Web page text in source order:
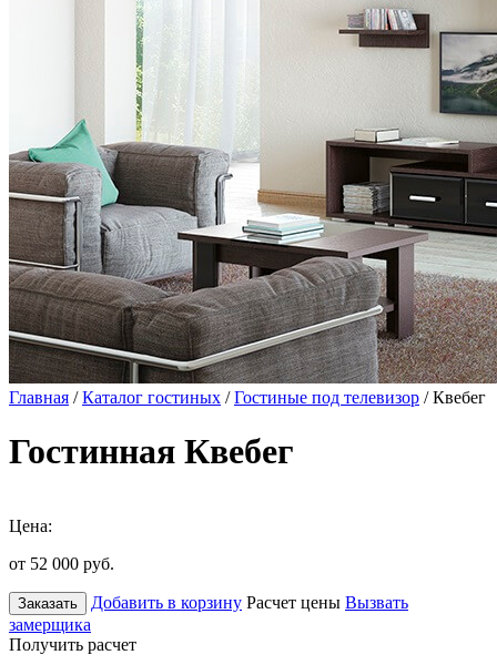
Главная /Каталог гостиных /Гостиные под телевизор / Квебег
Гостинная Квебег
Цена:
от 52 000 руб.
Заказать Добавить в корзину Расчет цены Вызвать
замерщика
Получить расчет